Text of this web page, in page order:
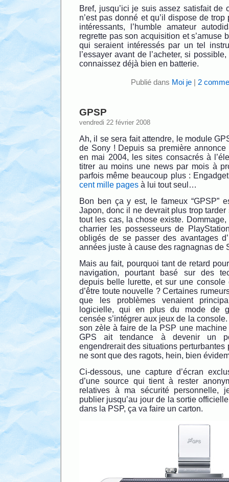
Bref, jusqu’ici je suis assez satisfait de
n’est pas donné et qu’il dispose de
intéressants, l’humble amateur
regrette pas son acquisition et s’amuse
qui seraient intéressés par un tel
l’essayer avant de l’acheter, si
connaissez déjà bien en batterie.
Publié dans Moi je| 2
GPSP
vendredi 22 février 2008
Ah, il se sera fait attendre, le module
de Sony ! Depuis sa première
en mai 2004, les sites consacrés à
titrer au moins une news par mois à
parfois même beaucoup plus :
cent mille pages à lui tout seul…
Bon ben ça y est, le fameux “GPSP”
Japon, donc il ne devrait plus trop
tout les cas, la chose existe.
charrier les possesseurs de
obligés de se passer des avantages
années juste à cause des ragnagnas de
Mais au fait, pourquoi tant de retard
navigation, pourtant basé sur des
depuis belle lurette, et sur une console
d’être toute nouvelle ? Certaines
que les problèmes venaient
logicielle, qui en plus du mode de
censée s’intégrer aux jeux de la
son zèle à faire de la PSP une
GPS ait tendance à devenir un
engendrerait des situations perturbantes
ne sont que des ragots, hein, bien
Ci-dessous, une capture d’écran
d’une source qui tient à rester
relatives à ma sécurité personnelle,
publier jusqu’au jour de la sortie
dans la PSP, ça va faire un carton.